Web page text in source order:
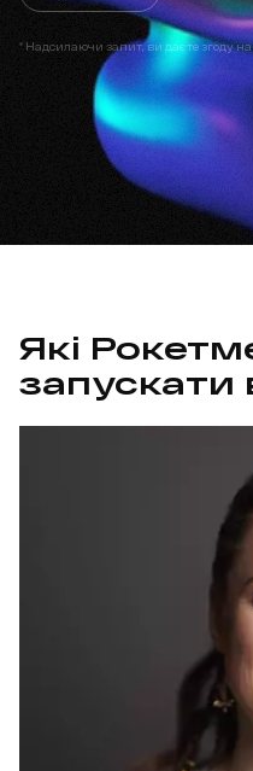
* Надсилаючи запит, ви даєте згоду
Які
запускати